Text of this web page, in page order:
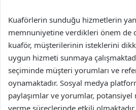
Kuaförlerin sunduğu hizmetlerin
memnuniyetine verdikleri önem de
kuaför, müşterilerinin isteklerini
uygun hizmeti sunmaya
seçiminde müşteri yorumları ve
oynamaktadır. Sosyal medya
paylaşımlar ve yorumlar,
verme süreçlerinde etkili olmaktadır.